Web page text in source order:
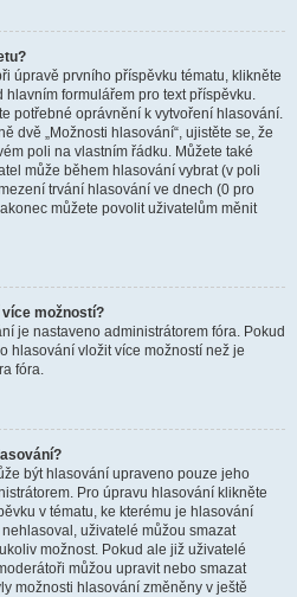
úpravě prvního příspěvku tématu, klikněte
hlavním formulářem pro text příspěvku.
potřebné oprávnění k vytvoření hlasování.
dvě „Možnosti hlasování“, ujistěte se, že
poli na vlastním řádku. Můžete také
může během hlasování vybrat (v poli
trvání hlasování ve dnech (0 pro
můžete povolit uživatelům měnit
možností?
je nastaveno administrátorem fóra. Pokud
hlasování vložit více možností než je
fóra.
být hlasování upraveno pouze jeho
Pro úpravu hlasování klikněte
v tématu, ke kterému je hlasování
uživatelé můžou smazat
možnost. Pokud ale již uživatelé
můžou upravit nebo smazat
možnosti hlasování změněny v ještě